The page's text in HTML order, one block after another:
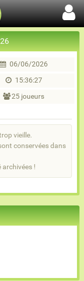
06/06/2026
15:36:27
25 joueurs
vieille.
conservées dans
archivées !